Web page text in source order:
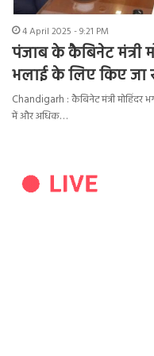
4 April 2025 - 9:21 PM
पंजाब के कैबिनेट मंत्री
भलाई के लिए किए जा
Chandigarh : कैबिनेट मंत्री मोहिंदर
में और अधिक…